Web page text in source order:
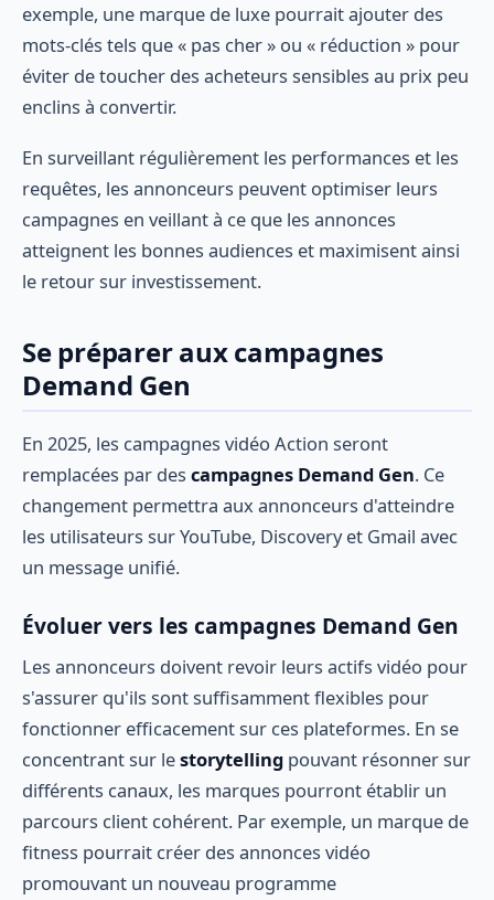
exemple, une marque de luxe pourrait ajouter des
mots-clés tels que « pas cher » ou « réduction » pour
éviter de toucher des acheteurs sensibles au prix peu
enclins à convertir.
En surveillant régulièrement les performances et les
requêtes, les annonceurs peuvent optimiser leurs
campagnes en veillant à ce que les annonces
atteignent les bonnes audiences et maximisent ainsi
le retour sur investissement.
Se préparer aux campagnes
Demand Gen
En 2025, les campagnes vidéo Action seront
remplacées par des campagnes Demand Gen. Ce
changement permettra aux annonceurs d'atteindre
les utilisateurs sur YouTube, Discovery et Gmail avec
un message unifié.
Évoluer vers les campagnes Demand Gen
Les annonceurs doivent revoir leurs actifs vidéo pour
s'assurer qu'ils sont suffisamment flexibles pour
fonctionner efficacement sur ces plateformes. En se
concentrant sur lestorytelling pouvant résonner sur
différents canaux, les marques pourront établir un
parcours client cohérent. Par exemple, un marque de
fitness pourrait créer des annonces vidéo
promouvant un nouveau programme